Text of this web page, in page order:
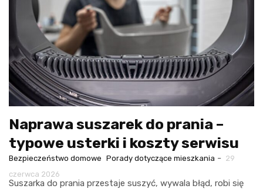
Naprawa suszarek do prania –
typowe usterki i koszty serwisu
Bezpieczeństwo domowe Porady dotyczące mieszkania - 29
czerwca 2026
Suszarka do prania przestaje suszyć, wywala błąd, robi się